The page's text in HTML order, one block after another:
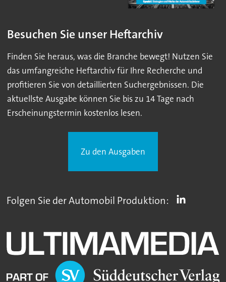
Besuchen Sie unser Heftarchiv
Finden Sie heraus, was die Branche bewegt! Nutzen Sie
das umfangreiche Heftarchiv für Ihre Recherche und
profitieren Sie von detaillierten Suchergebnissen. Die
aktuellste Ausgabe können Sie bis zu 14 Tage nach
Erscheinungstermin kostenlos lesen.
Zu den Ausgaben
Folgen Sie der Automobil Produktion: